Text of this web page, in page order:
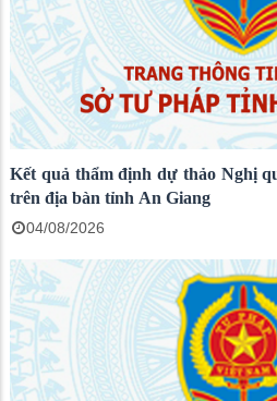
Kết quả thẩm định dự thảo Nghị
trên địa bàn tỉnh An Giang
04/08/2026